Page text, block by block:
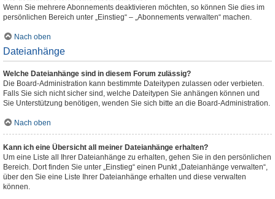
Wenn Sie mehrere Abonnements deaktivieren möchten, so können Sie dies im
persönlichen Bereich unter „Einstieg“ – „Abonnements verwalten“ machen.
Nach oben
Dateianhänge
Welche Dateianhänge sind in diesem Forum zulässig?
Die Board-Administration kann bestimmte Dateitypen zulassen oder verbieten.
Falls Sie sich nicht sicher sind, welche Dateitypen Sie anhängen können und
Sie Unterstützung benötigen, wenden Sie sich bitte an die Board-Administration.
Nach oben
Kann ich eine Übersicht all meiner Dateianhänge erhalten?
Um eine Liste all Ihrer Dateianhänge zu erhalten, gehen Sie in den persönlichen
Bereich. Dort finden Sie unter „Einstieg“ einen Punkt „Dateianhänge verwalten“,
über den Sie eine Liste Ihrer Dateianhänge erhalten und diese verwalten
können.